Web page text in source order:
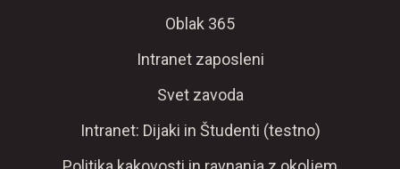
Oblak 365
Intranet zaposleni
Svet zavoda
Intranet: Dijaki in Študenti (testno)